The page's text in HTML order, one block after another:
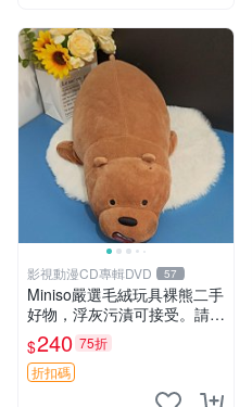
影視動漫CD專輯DVD 57
Miniso嚴選毛絨玩具裸熊二手
好物，浮灰污漬可接受。請詳
閱照片再下單，售出不退不
換。全新品相收藏推薦。 裸
熊 毛絨玩具 收藏
$240 75折
折扣碼